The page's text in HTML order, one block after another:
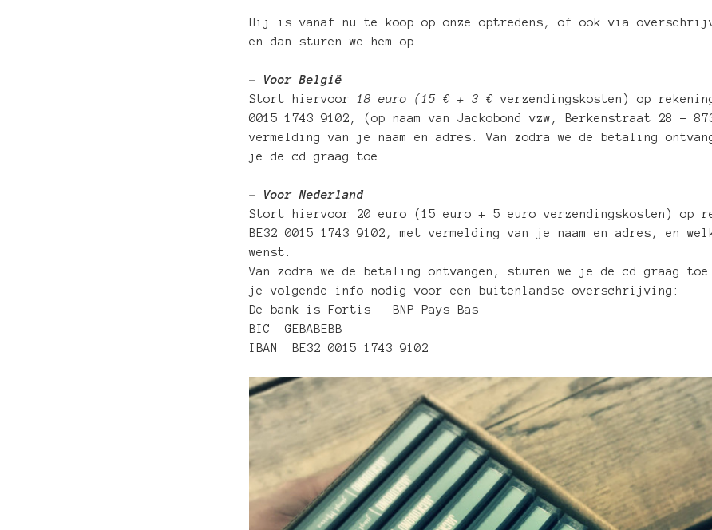
Hij is vanaf nu te koop op onze optredens, of ook via
en dan sturen we hem op.
– Voor België
Stort hiervoor 18 euro (15 € + 3 € verzendingskosten) op
0015 1743 9102, (op naam van Jackobond vzw, Berkenstraat 28 –
vermelding van je naam en adres. Van zodra we de betaling
je de cd graag toe.
– Voor Nederland
Stort hiervoor 20 euro (15 euro + 5 euro verzendingskosten) op
BE32 0015 1743 9102, met vermelding van je naam en adres, en
wenst.
Van zodra we de betaling ontvangen, sturen we je de cd graag
je volgende info nodig voor een buitenlandse overschrijving:
De bank is Fortis – BNP Pays Bas
BIC GEBABEBB
IBAN BE32 0015 1743 9102